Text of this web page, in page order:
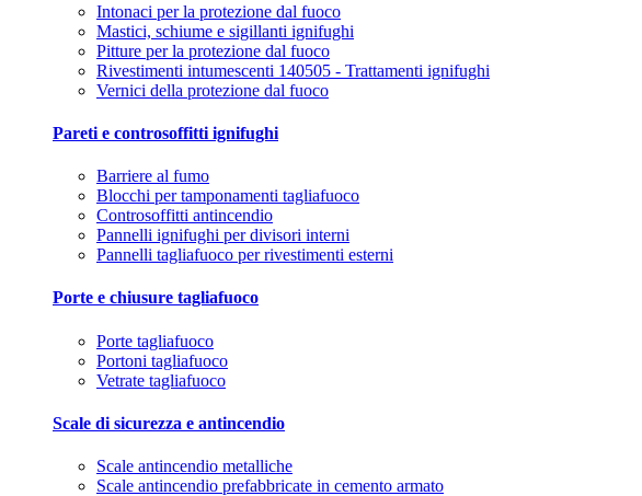
Intonaci per la protezione dal fuoco
Mastici, schiume e sigillanti ignifughi
Pitture per la protezione dal fuoco
Rivestimenti intumescenti 140505 - Trattamenti ignifughi
Vernici della protezione dal fuoco
Pareti e controsoffitti ignifughi
Barriere al fumo
Blocchi per tamponamenti tagliafuoco
Controsoffitti antincendio
Pannelli ignifughi per divisori interni
Pannelli tagliafuoco per rivestimenti esterni
Porte e chiusure tagliafuoco
Porte tagliafuoco
Portoni tagliafuoco
Vetrate tagliafuoco
Scale di sicurezza e antincendio
Scale antincendio metalliche
Scale antincendio prefabbricate in cemento armato